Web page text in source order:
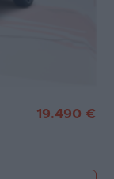
19.490 €